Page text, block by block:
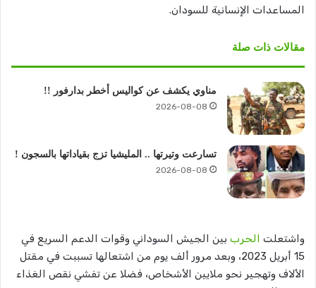
المساعدات الإنسانية للسودان.
مقالات ذات صلة
مناوي يكشف عن كواليس أخطر بدارفور !!
2026-08-08
تسارعت وتيرتها .. المليشيا تزج بقياداتها بالسجون !
2026-08-08
واشتعلت الحرب بين الجيش السوداني وقوات الدعم السريع في
15 أبريل 2023، وبعد مرور ألف يوم من اشتعالها تسببت في مقتل
الألاف وتهجير نحو ملايين الأشخاص، فضلا عن تفشي نقص الغذاء